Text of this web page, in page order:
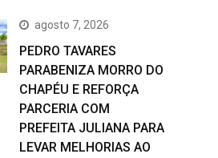
agosto 7, 2026
PEDRO TAVARES
PARABENIZA MORRO DO
CHAPÉU E REFORÇA
PARCERIA COM
PREFEITA JULIANA PARA
LEVAR MELHORIAS AO